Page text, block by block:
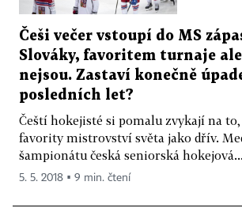
Češi večer vstoupí do MS
Slováky, favoritem turnaje
nejsou. Zastaví konečně
posledních let?
Čeští hokejisté si pomalu zvykají na
favority mistrovství světa jako dřív.
šampionátu česká seniorská hokejová...
5. 5. 2018 ▪ 9 min. čtení